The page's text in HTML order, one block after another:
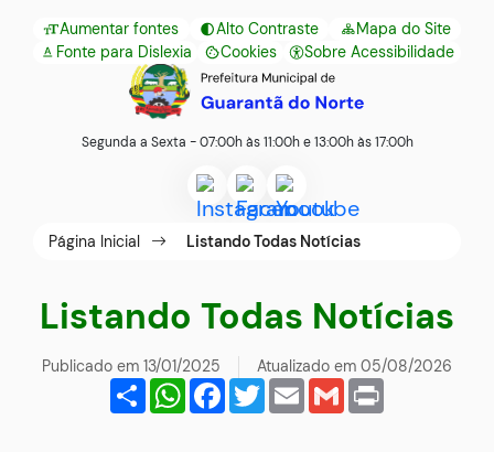
Seção
de
para
[alt+1]
[alt+2]
para
Aumentar fontes Alto Contraste
Mapa do Site
Fonte para Dislexia
Cookies
Abrir
preferências
de
Sobre Acessibilidade
menuSegunda a Sexta - 07:00h às 11:00h e 13:00h às 17:00h
Acessar
a
Social
Instagram
Acessar
a
Social
Facebook
Acessar
a
Social
Youtube
do
principal
Página Inicial Listando Todas Notícias
Listando Todas Notícias
Publicado em 13/01/2025 Atualizado em 05/08/2026
ShareWhatsApp
Facebook
TwitterEmailGmail